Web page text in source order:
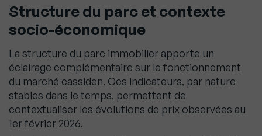
Structure du parc et contexte
socio-économique
La structure du parc immobilier apporte un
éclairage complémentaire sur le fonctionnement
du marché cassiden. Ces indicateurs, par nature
stables dans le temps, permettent de
contextualiser les évolutions de prix observées au
1er février 2026.